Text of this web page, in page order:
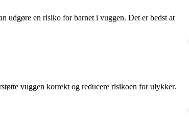
udgøre en risiko for barnet i vuggen. Det er bedst at
vuggen korrekt og reducere risikoen for ulykker.